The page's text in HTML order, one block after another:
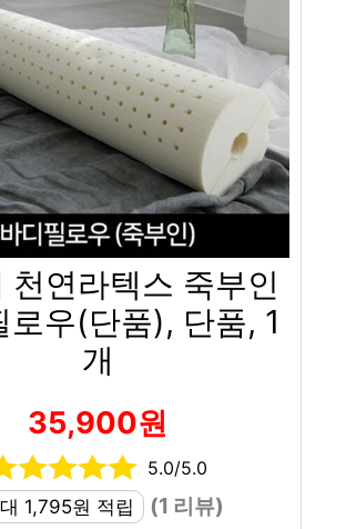
천연라텍스 죽부인
로우(단품), 단품, 1
개
35,900원
5.0/5.0
1,795원 적립
(1 리뷰)